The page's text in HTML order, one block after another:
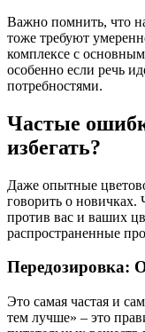
Важно помнить, что
тоже требуют
комплексе с
особенно если речь
потребностями.
Частые
избегать?
Даже опытные
говорить о
против вас и ваших
распространенные
Передозировка:
Это самая частая и
тем лучше» – это